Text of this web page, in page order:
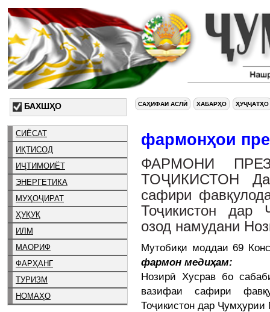
БАХШҲО
СИЁСАТ
ИҚТИСОД
ИҶТИМОИЁТ
ЭНЕРГЕТИКА
МУҲОҶИРАТ
ҲУҚУҚ
ИЛМ
МАОРИФ
ФАРҲАНГ
ТУРИЗМ
НОМАҲО
САҲИФАИ АСЛӢ ХАБАРҲО ҲУҶҶАТҲО
фармонҳои
ФАРМОНИ
ТОҶИКИСТОН
сафири
Тоҷикистон дар
озод намудани
Мутобиқи моддаи 69
фармон медиҳам:
Нозирӣ Хусрав бо
вазифаи сафири
Тоҷикистон дар